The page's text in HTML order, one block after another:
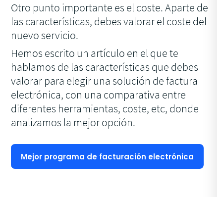
Otro punto importante es el coste. Aparte de
las características, debes valorar el coste del
nuevo servicio.
Hemos escrito un artículo en el que te
hablamos de las características que debes
valorar para elegir una solución de factura
electrónica, con una comparativa entre
diferentes herramientas, coste, etc, donde
analizamos la mejor opción.
Mejor programa de facturación electrónica